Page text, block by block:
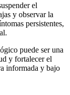
el
y observar la
persistentes,
puede ser una
y fortalecer el
informada y bajo